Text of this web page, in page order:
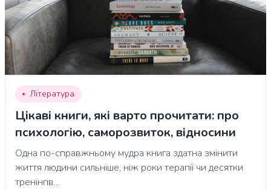
Література
Цікаві книги, які варто прочитати: про
психологію, саморозвиток, відносини
Одна по-справжньому мудра книга здатна змінити
життя людини сильніше, ніж роки терапії чи десятки
тренінгів...